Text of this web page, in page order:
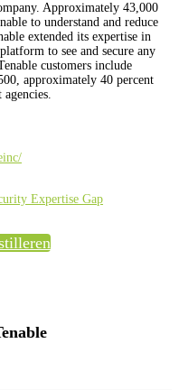
Approximately 43,000
to understand and reduce
extended its expertise in
to see and secure any
customers include
approximately 40 percent
Expertise Gap